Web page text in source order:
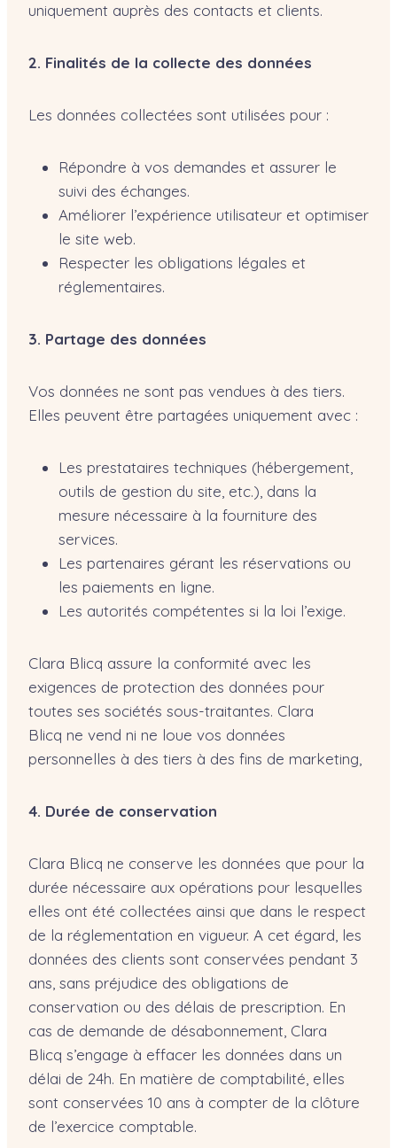
uniquement auprès des contacts et clients.
2. Finalités de la collecte des données
Les données collectées sont utilisées pour :
Répondre à vos demandes et assurer le
suivi des échanges.
Améliorer l’expérience utilisateur et optimiser
le site web.
Respecter les obligations légales et
réglementaires.
3. Partage des données
Vos données ne sont pas vendues à des tiers.
Elles peuvent être partagées uniquement avec :
Les prestataires techniques (hébergement,
outils de gestion du site, etc.), dans la
mesure nécessaire à la fourniture des
services.
Les partenaires gérant les réservations ou
les paiements en ligne.
Les autorités compétentes si la loi l’exige.
Clara Blicq assure la conformité avec les
exigences de protection des données pour
toutes ses sociétés sous-traitantes. Clara
Blicq ne vend ni ne loue vos données
personnelles à des tiers à des fins de marketing,
4. Durée de conservation
Clara Blicq ne conserve les données que pour la
durée nécessaire aux opérations pour lesquelles
elles ont été collectées ainsi que dans le respect
de la réglementation en vigueur. A cet égard, les
données des clients sont conservées pendant 3
ans, sans préjudice des obligations de
conservation ou des délais de prescription. En
cas de demande de désabonnement, Clara
Blicq s’engage à effacer les données dans un
délai de 24h. En matière de comptabilité, elles
sont conservées 10 ans à compter de la clôture
de l’exercice comptable.